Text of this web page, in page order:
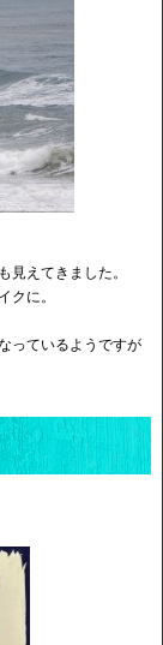
見えてきました。
クに。
っているようですが